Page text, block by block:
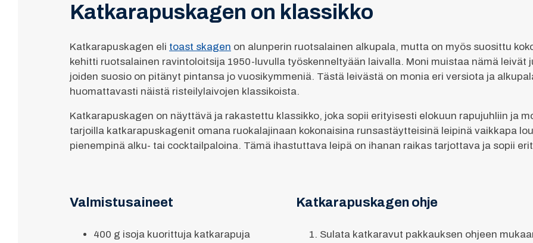
Katkarapuskagen on klassikko
Katkarapuskagen eli toast skagen on alunperin ruotsalainen alkupala, mutta on myös suosittu
kehitti ruotsalainen ravintoloitsija 1950-luvulla työskenneltyään laivalla. Moni muistaa nämä leivät
joiden suosio on pitänyt pintansa jo vuosikymmeniä. Tästä leivästä on monia eri versiota ja
huomattavasti näistä risteilylaivojen klassikoista.
Katkarapuskagen on näyttävä ja rakastettu klassikko, joka sopii erityisesti elokuun rapujuhliin ja
tarjoilla katkarapuskagenit omana ruokalajinaan kokonaisina runsastäytteisinä leipinä vaikkapa
pienempinä alku- tai cocktailpaloina. Tämä ihastuttava leipä on ihanan raikas tarjottava ja sopii
Valmistusaineet
400 g isoja kuorittuja katkarapuja
Katkarapuskagen ohje
Sulata katkaravut pakkauksen ohjeen